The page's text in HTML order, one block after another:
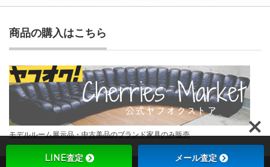
商品の購入はこちら
モデルルーム展示品・中古美品のブランド家具のみ販売
LINE査定 メール査定